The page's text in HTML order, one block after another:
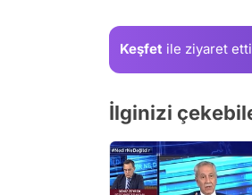
Keşfet ile ziyaret
İlginizi